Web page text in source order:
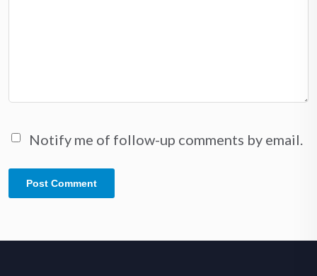
Notify me of follow-up comments by email.